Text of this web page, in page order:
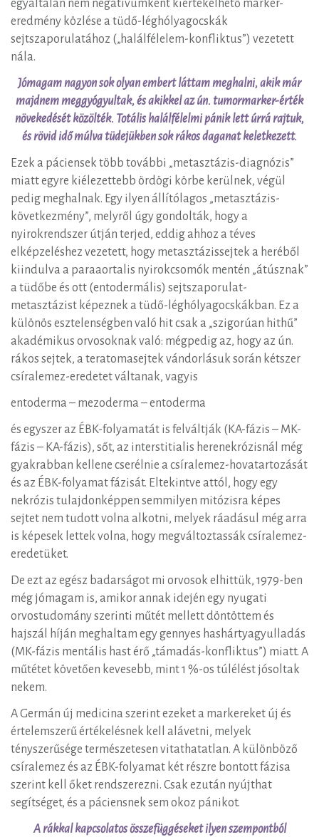
egyáltalán nem negatívumként kiértékelhető marker-
eredmény közlése a tüdő-léghólyagocskák
sejtszaporulatához („halálfélelem-konfliktus”) vezetett
nála.
Jómagam nagyon sok olyan embert láttam meghalni, akik már
majdnem meggyógyultak, és akikkel az ún. tumormarker-érték
növekedését közölték. Totális halálfélelmi pánik lett úrrá rajtuk,
és rövid idő múlva tüdejükben sok rákos daganat keletkezett.
Ezek a páciensek több további „metasztázis-diagnózis”
miatt egyre kiélezettebb ördögi körbe kerülnek, végül
pedig meghalnak. Egy ilyen állítólagos „metasztázis-
következmény”, melyről úgy gondolták, hogy a
nyirokrendszer útján terjed, eddig ahhoz a téves
elképzeléshez vezetett, hogy metasztázissejtek a heréből
kiindulva a paraaortalis nyirokcsomók mentén „átúsznak”
a tüdőbe és ott (entodermális) sejtszaporulat-
metasztázist képeznek a tüdő-léghólyagocskákban. Ez a
különös esztelenségben való hit csak a „szigorúan hithű”
akadémikus orvosoknak való: mégpedig az, hogy az ún.
rákos sejtek, a teratomasejtek vándorlásuk során kétszer
csíralemez-eredetet váltanak, vagyis
entoderma – mezoderma – entoderma
és egyszer az ÉBK-folyamatát is felváltják (KA-fázis – MK-
fázis – KA-fázis), sőt, az interstitialis herenekrózisnál még
gyakrabban kellene cserélnie a csíralemez-hovatartozását
és az ÉBK-folyamat fázisát. Eltekintve attól, hogy egy
nekrózis tulajdonképpen semmilyen mitózisra képes
sejtet nem tudott volna alkotni, melyek ráadásul még arra
is képesek lettek volna, hogy megváltoztassák csíralemez-
eredetüket.
De ezt az egész badarságot mi orvosok elhittük, 1979-ben
még jómagam is, amikor annak idején egy nyugati
orvostudomány szerinti műtét mellett döntöttem és
hajszál híján meghaltam egy gennyes hashártyagyulladás
(MK-fázis mentális hast érő „támadás-konfliktus”) miatt. A
műtétet követően kevesebb, mint 1 %-os túlélést jósoltak
nekem.
A Germán új medicina szerint ezeket a markereket új és
értelemszerű értékelésnek kell alávetni, melyek
tényszerűsége természetesen vitathatatlan. A különböző
csíralemez és az ÉBK-folyamat két részre bontott fázisa
szerint kell őket rendszerezni. Csak ezután nyújthat
segítséget, és a páciensnek sem okoz pánikot.
A rákkal kapcsolatos összefüggéseket ilyen szempontból